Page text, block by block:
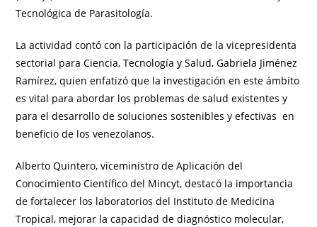
Tecnológica de Parasitología.
La actividad contó con la participación de la vicepresidenta
sectorial para Ciencia, Tecnología y Salud, Gabriela Jiménez
Ramírez, quien enfatizó que la investigación en este ámbito
es vital para abordar los problemas de salud existentes y
para el desarrollo de soluciones sostenibles y efectivas en
beneficio de los venezolanos.
Alberto Quintero, viceministro de Aplicación del
Conocimiento Científico del Mincyt, destacó la importancia
de fortalecer los laboratorios del Instituto de Medicina
Tropical, mejorar la capacidad de diagnóstico molecular,